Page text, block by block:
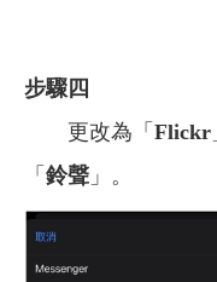
步驟四
更改為「 Flickr
「 鈴聲 」。